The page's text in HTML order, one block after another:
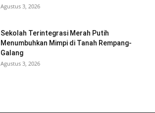
Agustus 3, 2026
Sekolah Terintegrasi Merah Putih
Menumbuhkan Mimpi di Tanah Rempang-
Galang
Agustus 3, 2026